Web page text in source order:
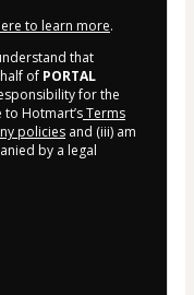
to learn more.
that
of PORTAL
for the
Hotmart’sTerms
policies and (iii) am
by a legal